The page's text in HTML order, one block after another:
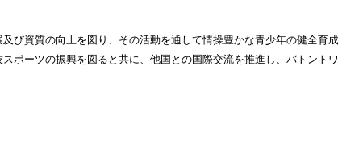
び資質の向上を図り、その活動を通して情操豊かな青少年の健全育
ポーツの振興を図ると共に、他国との国際交流を推進し、 バトント